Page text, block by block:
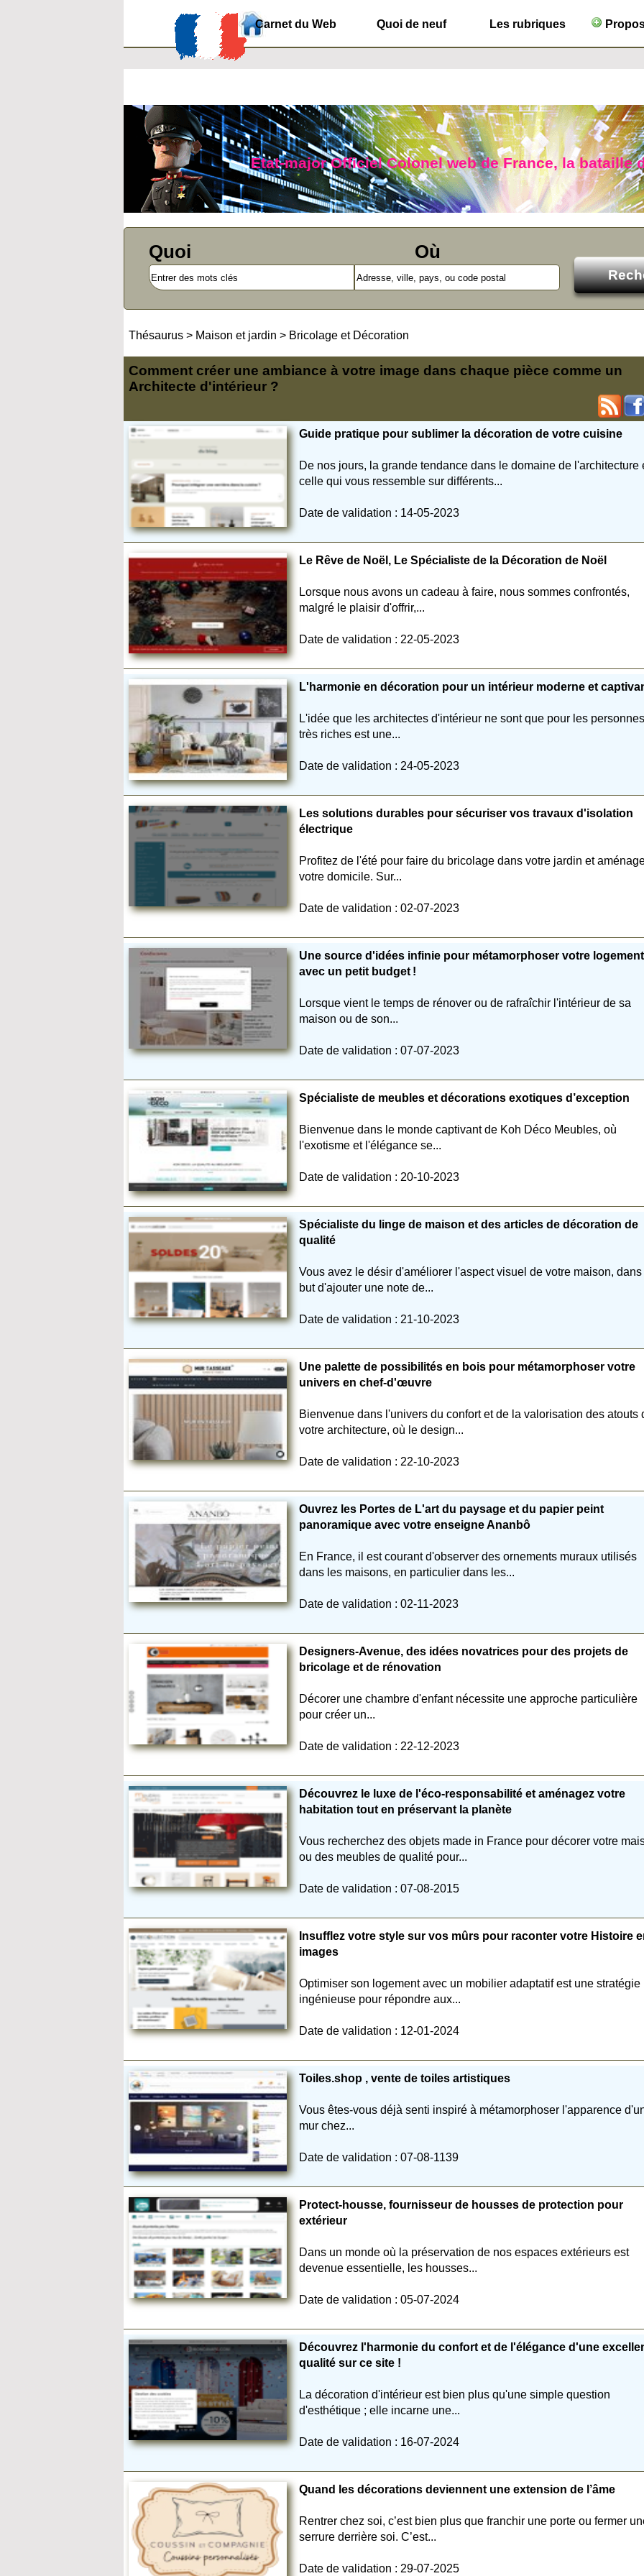
Carnet du Web Quoi de neuf Les rubriques
Etat-major Officiel Colonel web de France, la bataille
Quoi Où
Thésaurus > Maison et jardin > Bricolage et Décoration
Comment créer une ambiance à votre image dans chaque pièce comme un
Architecte d'intérieur ?
Guide pratique pour sublimer la décoration de votre cuisine
De nos jours, la grande tendance dans le domaine de l'architecture
celle qui vous ressemble sur différents...
Date de validation : 14-05-2023
Le Rêve de Noël, Le Spécialiste de la Décoration de Noël
Lorsque nous avons un cadeau à faire, nous sommes confrontés,
malgré le plaisir d'offrir,...
Date de validation : 22-05-2023
L'harmonie en décoration pour un intérieur moderne et
L'idée que les architectes d'intérieur ne sont que pour les personnes
très riches est une...
Date de validation : 24-05-2023
Les solutions durables pour sécuriser vos travaux d'isolation
électrique
Profitez de l'été pour faire du bricolage dans votre jardin et
votre domicile. Sur...
Date de validation : 02-07-2023
Une source d'idées infinie pour métamorphoser votre logement
avec un petit budget !
Lorsque vient le temps de rénover ou de rafraîchir l'intérieur de sa
maison ou de son...
Date de validation : 07-07-2023
Spécialiste de meubles et décorations exotiques d’exception
Bienvenue dans le monde captivant de Koh Déco Meubles, où
l'exotisme et l'élégance se...
Date de validation : 20-10-2023
Spécialiste du linge de maison et des articles de décoration de
qualité
Vous avez le désir d'améliorer l'aspect visuel de votre maison, dans
but d'ajouter une note de...
Date de validation : 21-10-2023
Une palette de possibilités en bois pour métamorphoser votre
univers en chef-d'œuvre
Bienvenue dans l'univers du confort et de la valorisation des atouts
votre architecture, où le design...
Date de validation : 22-10-2023
Ouvrez les Portes de L'art du paysage et du papier peint
panoramique avec votre enseigne Ananbô
En France, il est courant d'observer des ornements muraux utilisés
dans les maisons, en particulier dans les...
Date de validation : 02-11-2023
Designers-Avenue, des idées novatrices pour des projets de
bricolage et de rénovation
Décorer une chambre d'enfant nécessite une approche particulière
pour créer un...
Date de validation : 22-12-2023
Découvrez le luxe de l'éco-responsabilité et aménagez votre
habitation tout en préservant la planète
Vous recherchez des objets made in France pour décorer votre
ou des meubles de qualité pour...
Date de validation : 07-08-2015
Insufflez votre style sur vos mûrs pour raconter votre Histoire
images
Optimiser son logement avec un mobilier adaptatif est une stratégie
ingénieuse pour répondre aux...
Date de validation : 12-01-2024
Toiles.shop , vente de toiles artistiques
Vous êtes-vous déjà senti inspiré à métamorphoser l'apparence
mur chez...
Date de validation : 07-08-1139
Protect-housse, fournisseur de housses de protection pour
extérieur
Dans un monde où la préservation de nos espaces extérieurs est
devenue essentielle, les housses...
Date de validation : 05-07-2024
Découvrez l'harmonie du confort et de l'élégance d'une
qualité sur ce site !
La décoration d'intérieur est bien plus qu'une simple question
d'esthétique ; elle incarne une...
Date de validation : 16-07-2024
Quand les décorations deviennent une extension de l’âme
Rentrer chez soi, c’est bien plus que franchir une porte ou fermer
serrure derrière soi. C’est...
Date de validation : 29-07-2025